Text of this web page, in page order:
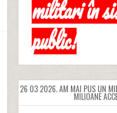
26 03 2026. AM MAI PUS UN
MILIOANE